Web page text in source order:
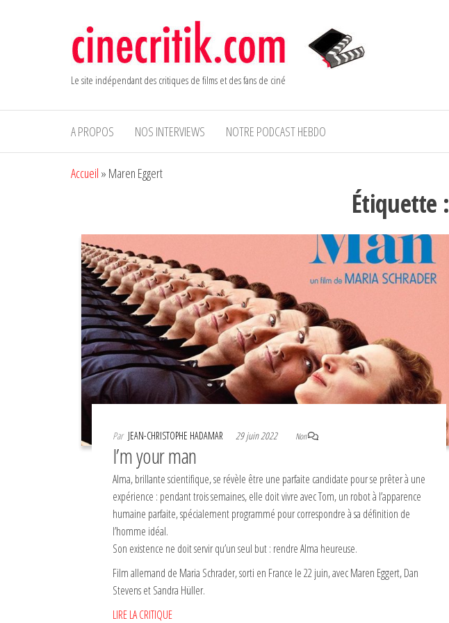
Le site indépendant des critiques de films et des fans de ciné
A PROPOS NOS INTERVIEWS NOTRE PODCAST HEBDO
Accueil » Maren Eggert
Étiquette :
Par JEAN-CHRISTOPHE HADAMAR 29 juin 2022 Non
I’m your man
Alma, brillante scientifique, se révèle être une parfaite candidate pour se prêter à une
expérience : pendant trois semaines, elle doit vivre avec Tom, un robot à l’apparence
humaine parfaite, spécialement programmé pour correspondre à sa définition de
l’homme idéal.
Son existence ne doit servir qu’un seul but : rendre Alma heureuse.
Film allemand de Maria Schrader, sorti en France le 22 juin, avec Maren Eggert, Dan
Stevens et Sandra Hüller.
LIRE LA CRITIQUE